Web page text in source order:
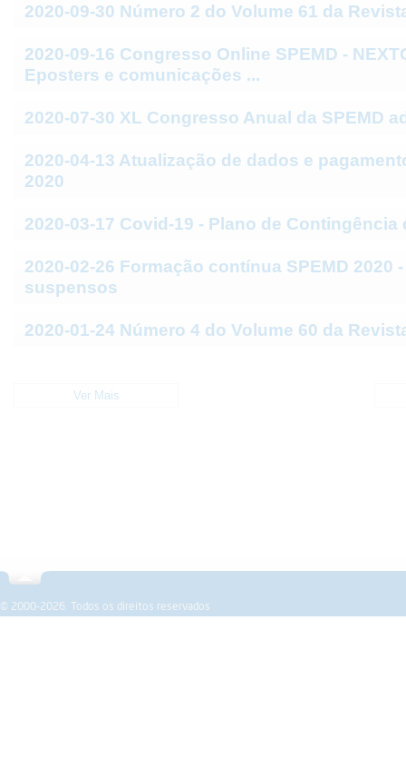
2020-09-30 Número 2 do Volume 61 da
2020-09-16 Congresso Online SPEMD -
Eposters e comunicações ...
2020-07-30 XL Congresso Anual da SPEMD
2020-04-13 Atualização de dados e
2020
2020-03-17 Covid-19 - Plano de Contingência
2020-02-26 Formação contínua SPEMD 2020
suspensos
2020-01-24 Número 4 do Volume 60 da
Ver Mais
Sobre a SPEMD Revista Formação Investigação
© 2000-2026. Todos os direitos reservados